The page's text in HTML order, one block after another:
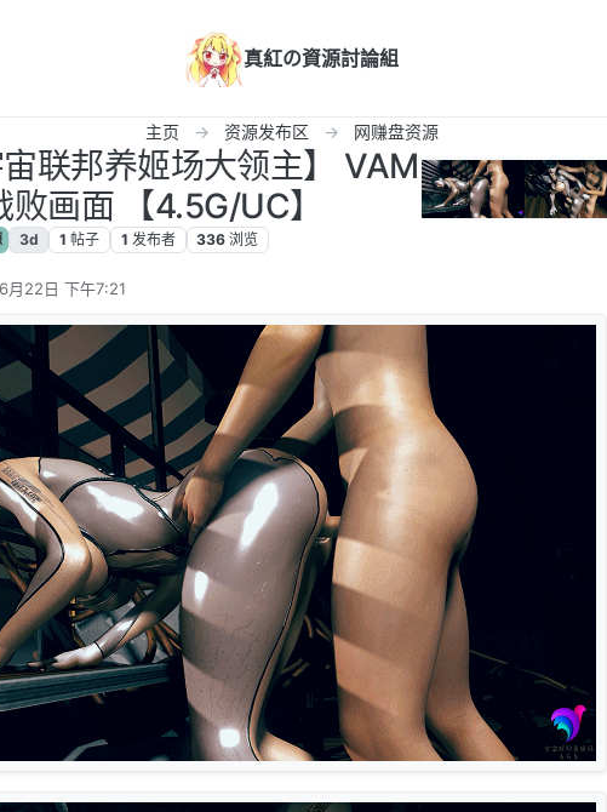
真紅の資源討論組
主页 资源发布区 网赚盘资源
宙联邦养姬场大领主】 VAM
画面 【4.5G/UC】
3d 1 帖子 1 发布者 336 浏览
月22日 下午7:21